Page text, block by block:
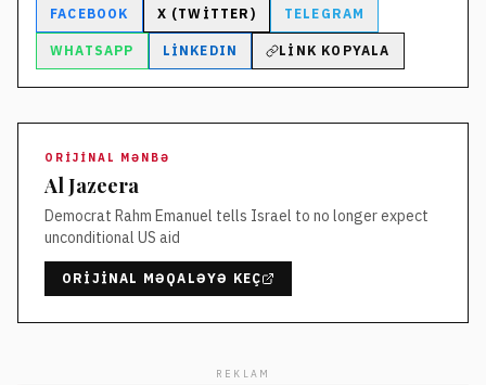
FACEBOOK X (TWITTER) TELEGRAM
WHATSAPP LINKEDIN LINK KOPYALA
ORIJINAL MƏNBƏ
Al Jazeera
Democrat Rahm Emanuel tells Israel to no longer expect
unconditional US aid
ORIJINAL MƏQALƏYƏ KEÇ
REKLAM